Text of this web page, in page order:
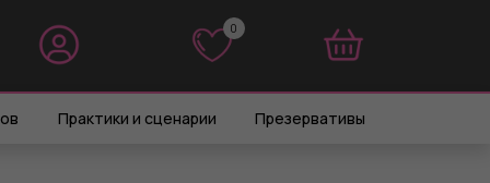
0
Практики и сценарии Презервативы